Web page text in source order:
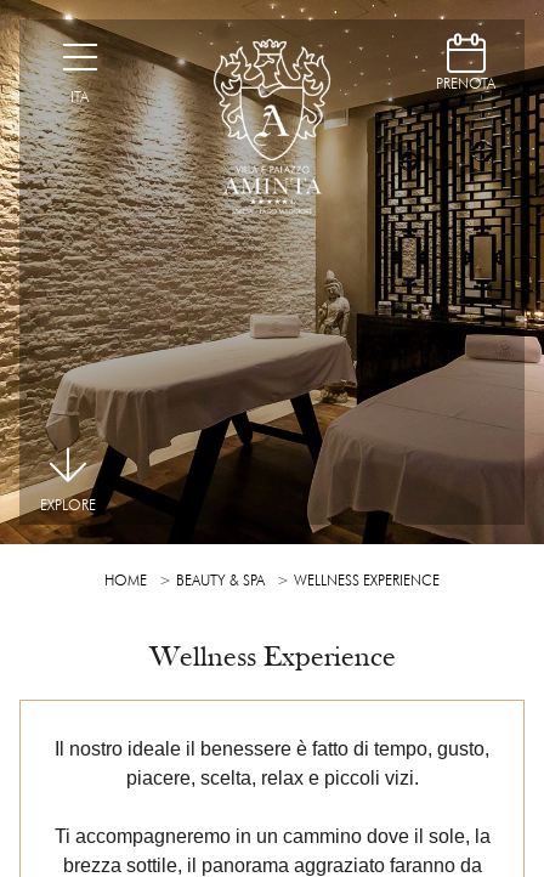
H
ITA
D
PRENOTA
|
EXPLORE
HOME BEAUTY & SPA WELLNESS EXPERIENCE
Wellness Experience
Il nostro ideale il benessere è fatto di tempo, gusto,
piacere, scelta, relax e piccoli vizi.
Ti accompagneremo in un cammino dove il sole, la
brezza sottile, il panorama aggraziato faranno da